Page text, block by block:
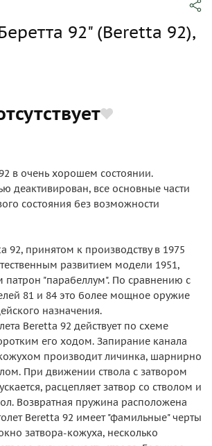
92" (Beretta 92),
в очень хорошем состоянии.
деактивирован, все основные части
состояния без возможности
92, принятом к производству в 1975
развитием модели 1951,
патрон "парабеллум". По сравнению с
81 и 84 это более мощное оружие
назначения.
Beretta 92 действует по схеме
его ходом. Запирание канала
производит личинка, шарнирно
При движении ствола с затвором
расцепляет затвор со стволом и
Возвратная пружина расположена
Beretta 92 имеет "фамильные" черты
затвора-кожуха, несколько